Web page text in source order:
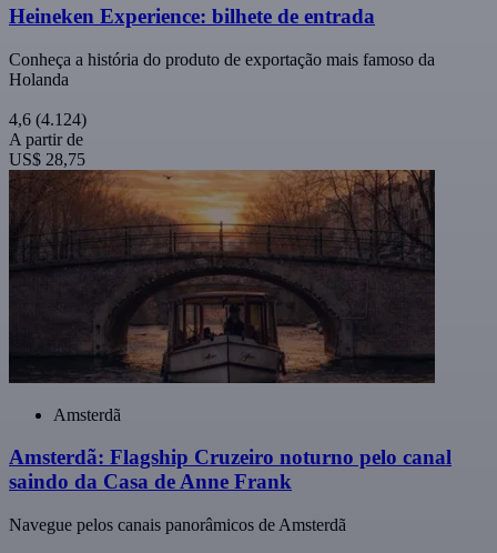
Heineken Experience: bilhete de entrada
Conheça a história do produto de exportação mais famoso da
Holanda
4,6 (4.124)
A partir de
US$ 28,75
Amsterdã
Amsterdã: Flagship Cruzeiro noturno pelo canal
saindo da Casa de Anne Frank
Navegue pelos canais panorâmicos de Amsterdã